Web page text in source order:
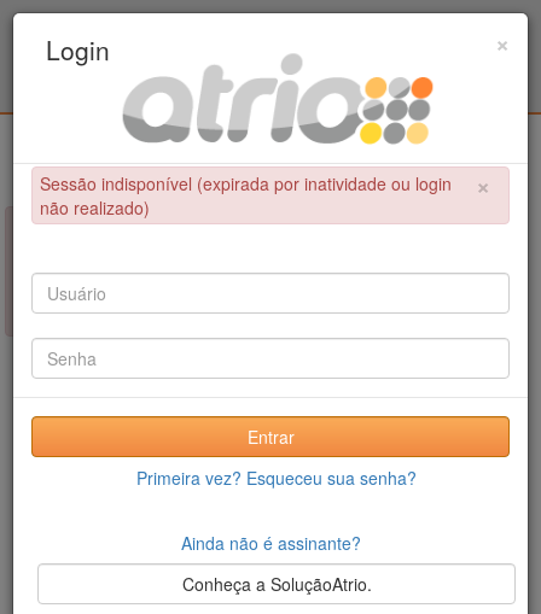
Educação Física / UPE - UFPB
×
NÃO FOI POSSÍVEL CONCLUIR A OPERAÇÃO
Sessão indisponível (expirada por inatividade ou login não
realizado)
×
Login
×
Sessão indisponível (expirada por inatividade ou login
não realizado)
Entrar
Primeira vez? Esqueceu sua senha?
Ainda não é assinante?
Conheça a SoluçãoAtrio.